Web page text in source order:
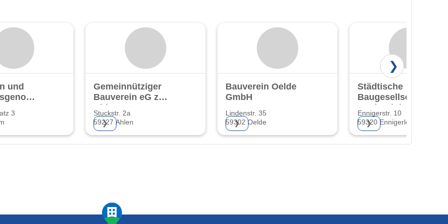
und
3
Gemeinnütziger
Bauverein eG zu
Ahlen
Stuckstr. 2a
59227 Ahlen
❯
Bauverein Oelde
GmbH
Lindenstr. 35
59302 Oelde
❯
Städtische
Baugesellschaft
Ennigerloh GmbH
Ennigerstr. 10
59320 Ennigerloh
❯
❯